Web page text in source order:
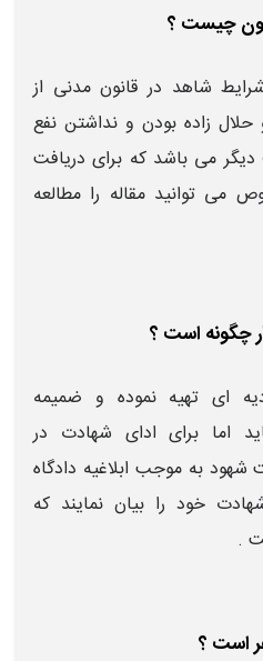
شاهد در قانون مدنی از
زاده بودن و نداشتن نفع
می باشد که برای دریافت
می توانید مقاله را مطالعه
ای تهیه نموده و ضمیمه
اما برای ادای شهادت در
به موجب ابلاغیه دادگاه
خود را بیان نمایند که
.